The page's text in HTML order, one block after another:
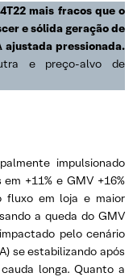
mais fracos que o
e sólida geração de
ajustada pressionada.
e preço-alvo de
impulsionado
+11% e GMV +16%
fluxo em loja e maior
a queda do GMV
pelo cenário
se estabilizando após
longa. Quanto a